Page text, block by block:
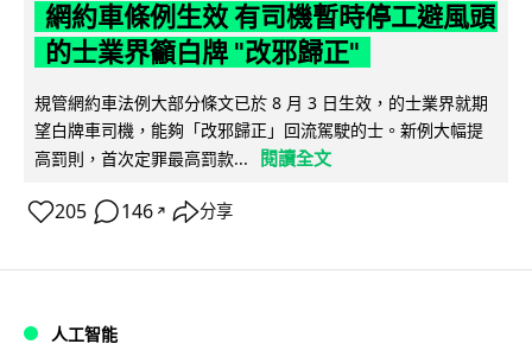
網約車條例生效 有司機暫時停工避風頭
的士業界籲白牌 "改邪歸正"
規管網約車法例大部分條文已於 8 月 3 日生效，的士業界就期
望白牌車司機，能夠「改邪歸正」回流駕駛的士。新例大幅提
高罰則，首次定罪最高罰款...
閱讀全文
205 146 ↗ 分享
人工智能